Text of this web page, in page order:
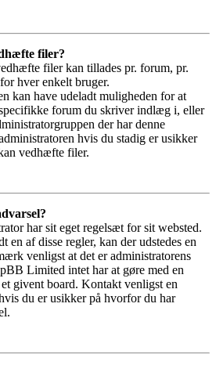
filer?
filer kan tillades pr. forum, pr.
hver enkelt bruger.
kan have udeladt muligheden for at
forum du skriver indlæg i, eller
der har denne
hvis du stadig er usikker
vedhæfte filer.
har sit eget regelsæt for sit websted.
en af disse regler, kan der udstedes en
venligst at det er administratorens
Limited intet har at gøre med en
givent board. Kontakt venligst en
du er usikker på hvorfor du har